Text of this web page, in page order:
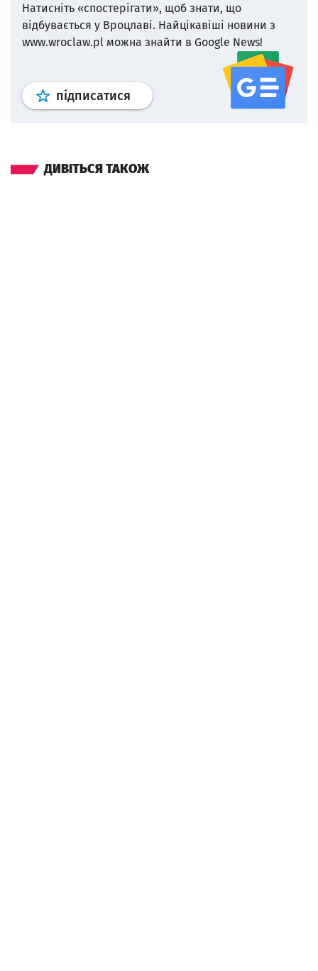
Натисніть «спостерігати», щоб знати, що
відбувається у Вроцлаві. Найцікавіші новини з
www.wroclaw.pl можна знайти в Google News!
підписатися Профіль google news
ДИВІТЬСЯ ТАКОЖ